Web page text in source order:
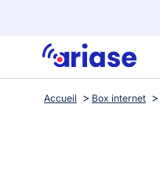
Accueil Box internet